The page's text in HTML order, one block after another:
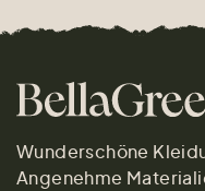
Wunderschöne
Angenehme